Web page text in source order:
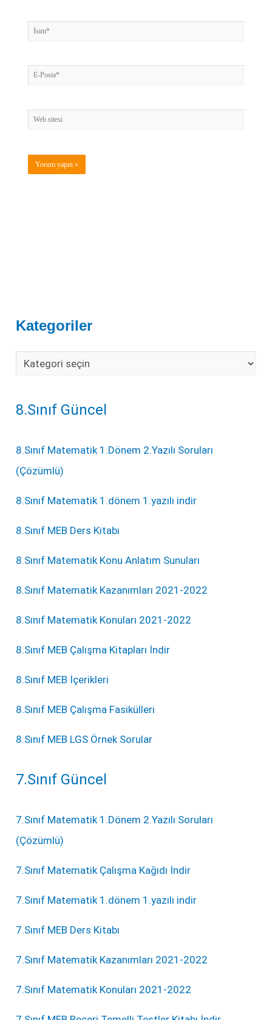
Kategoriler
8.Sınıf Güncel
8.Sınıf Matematik 1.Dönem 2.Yazılı Soruları
(Çözümlü)
8.Sınıf Matematik 1.dönem 1.yazılı indir
8.Sınıf MEB Ders Kitabı
8.Sınıf Matematik Konu Anlatım Sunuları
8.Sınıf Matematik Kazanımları 2021-2022
8.Sınıf Matematik Konuları 2021-2022
8.Sınıf MEB Çalışma Kitapları İndir
8.Sınıf MEB İçerikleri
8.Sınıf MEB Çalışma Fasikülleri
8.Sınıf MEB LGS Örnek Sorular
7.Sınıf Güncel
7.Sınıf Matematik 1.Dönem 2.Yazılı Soruları
(Çözümlü)
7.Sınıf Matematik Çalışma Kağıdı İndir
7.Sınıf Matematik 1.dönem 1.yazılı indir
7.Sınıf MEB Ders Kitabı
7.Sınıf Matematik Kazanımları 2021-2022
7.Sınıf Matematik Konuları 2021-2022